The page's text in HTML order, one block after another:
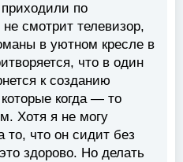
по
смотрит телевизор,
в уютном кресле в
что в один
к созданию
когда — то
Хотя я не могу
то, что он сидит без
здорово. Но делать